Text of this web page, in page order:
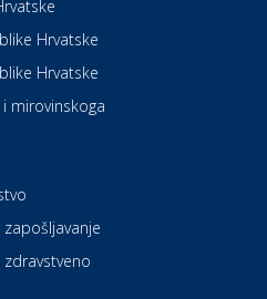
Hrvatske
Hrvatske
mirovinskoga